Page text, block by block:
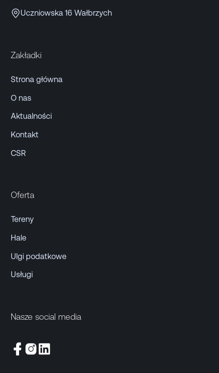
Uczniowska 16 Wałbrzych
Zakładki
Strona główna
O nas
Aktualności
Kontakt
CSR
Oferta
Tereny
Hale
Ulgi podatkowe
Usługi
Nasze social media